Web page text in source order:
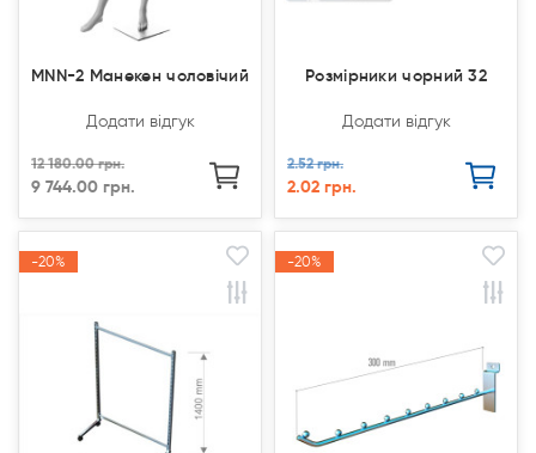
MNN-2 Манекен чоловічий
Додати відгук
12 180.00 грн.
9 744.00 грн.
Розмірники чорний 32
Додати відгук
2.52 грн.
2.02 грн.
-20%
-20% -20%
-20%